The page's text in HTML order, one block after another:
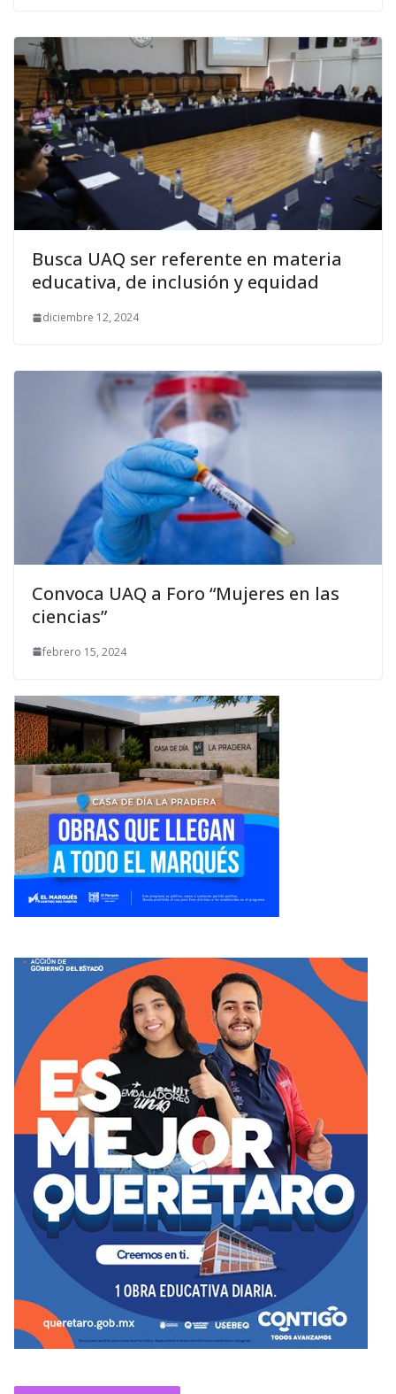
Busca UAQ ser referente en materia
educativa, de inclusión y equidad
diciembre 12, 2024
Convoca UAQ a Foro “Mujeres en las
ciencias”
febrero 15, 2024